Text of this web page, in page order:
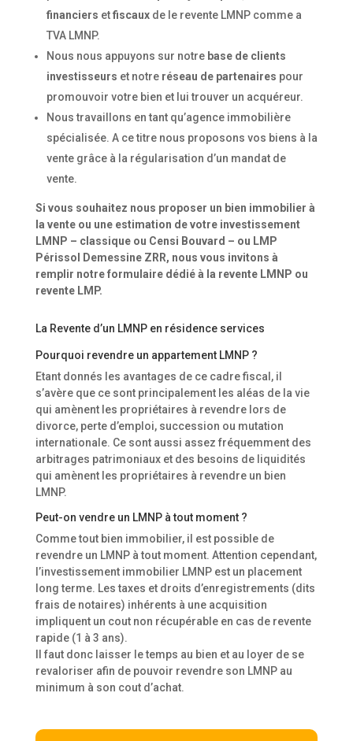
financiers et fiscaux de le revente LMNP comme a
TVA LMNP.
Nous nous appuyons sur notre base de clients
investisseurs et notre réseau de partenaires pour
promouvoir votre bien et lui trouver un acquéreur.
Nous travaillons en tant qu’agence immobilière
spécialisée. A ce titre nous proposons vos biens à la
vente grâce à la régularisation d’un mandat de
vente.
Si vous souhaitez nous proposer un bien immobilier à
la vente ou une estimation de votre investissement
LMNP – classique ou Censi Bouvard – ou LMP
Périssol Demessine ZRR, nous vous invitons à
remplir notre formulaire dédié à la revente LMNP ou
revente LMP.
La Revente d’un LMNP en résidence services
Pourquoi revendre un appartement LMNP ?
Etant donnés les avantages de ce cadre fiscal, il
s’avère que ce sont principalement les aléas de la vie
qui amènent les propriétaires à revendre lors de
divorce, perte d’emploi, succession ou mutation
internationale. Ce sont aussi assez fréquemment des
arbitrages patrimoniaux et des besoins de liquidités
qui amènent les propriétaires à revendre un bien
LMNP.
Peut-on vendre un LMNP à tout moment ?
Comme tout bien immobilier, il est possible de
revendre un LMNP à tout moment. Attention cependant,
l’investissement immobilier LMNP est un placement
long terme. Les taxes et droits d’enregistrements (dits
frais de notaires) inhérents à une acquisition
impliquent un cout non récupérable en cas de revente
rapide (1 à 3 ans).
Il faut donc laisser le temps au bien et au loyer de se
revaloriser afin de pouvoir revendre son LMNP au
minimum à son cout d’achat.